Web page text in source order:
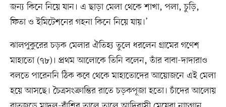
জন্য কিনে নিয়ে যান। এ ছাড়া মেলা থেকে শাখা, পলা, চুড়ি,
ফিতা ও ইমিটেশনের গহনা কিনে নিয়ে যায়।’
ঝালপুকুরের চড়ক মেলার ঐতিহ্য তুলে ধরলেন গ্রামের গণেশ
মাহাতো (৭৮)। প্রথম আলোকে তিনি বলেন, তাঁর বাবা-দাদারাও
বলতে পারেননি ঠিক কবে থেকে মাহাতোদের আয়োজনে এই মেলা
হয়ে আসছে। চৈত্রসংক্রান্তির রাতে চড়কপূজা হতো। চাঁদের আলোয়